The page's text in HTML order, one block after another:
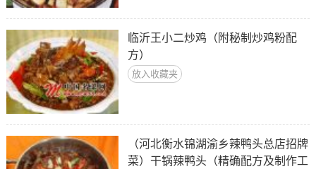
临沂王小二炒鸡（附秘制炒鸡粉配
方）
放入收藏夹
（河北衡水锦湖渝乡辣鸭头总店招牌
菜）干锅辣鸭头（精确配方及制作工